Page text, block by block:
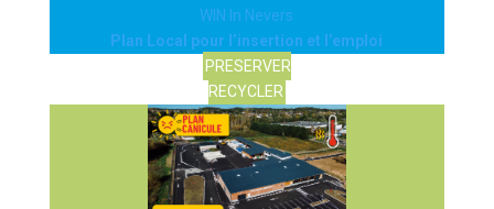
WIN In Nevers
Plan Local pour l’insertion et l’emploi
PRESERVER
RECYCLER